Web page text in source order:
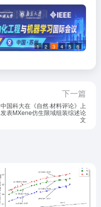
1 2 3 4 5 6
下一篇
中国科大在《自然·材料评论》上
发表MXene仿生限域组装综述论
文